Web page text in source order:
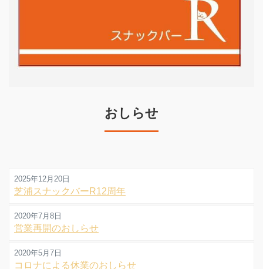
おしらせ
2025年12月20日
芝浦スナックバーR12周年
2020年7月8日
営業再開のおしらせ
2020年5月7日
コロナによる休業のおしらせ